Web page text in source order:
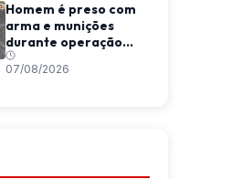
Homem é preso com
arma e munições
durante operação
da Polícia Militar em
Araponga
07/08/2026